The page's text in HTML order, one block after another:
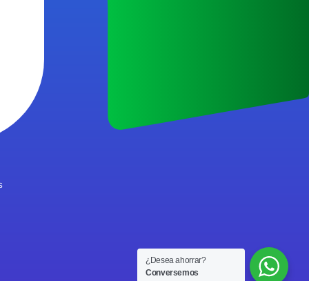
¿Desea ahorrar?
Conversemos